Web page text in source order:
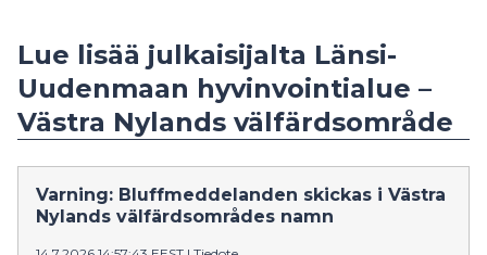
Lue lisää julkaisijalta Länsi-
Uudenmaan hyvinvointialue –
Västra Nylands välfärdsområde
Varning: Bluffmeddelanden skickas i Västra
Nylands välfärdsområdes namn